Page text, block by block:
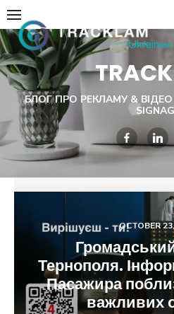
Skip
to
content
БЛОГ ПРО РЕКЛАМУ &
Ukrainian
OCTOBER
Тернополя.
Пасажира
важливих